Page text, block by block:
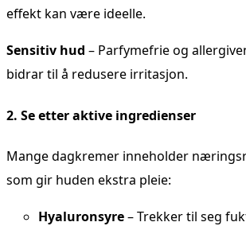
effekt kan være ideelle.
Sensitiv hud – Parfymefrie og
bidrar til å redusere irritasjon.
2. Se etter aktive ingredienser
Mange dagkremer inneholder
som gir huden ekstra pleie:
Hyaluronsyre– Trekker til seg